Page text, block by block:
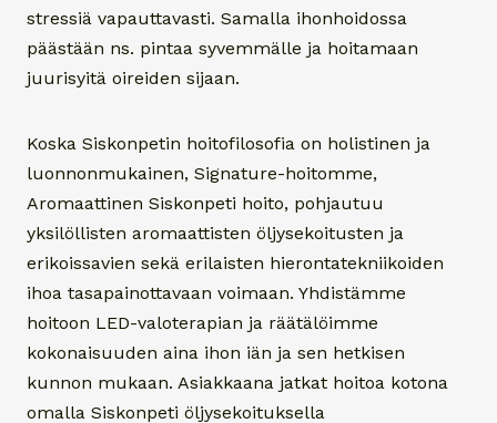
stressiä vapauttavasti. Samalla ihonhoidossa
päästään ns. pintaa syvemmälle ja hoitamaan
juurisyitä oireiden sijaan.
Koska Siskonpetin hoitofilosofia on holistinen ja
luonnonmukainen, Signature-hoitomme,
Aromaattinen Siskonpeti hoito, pohjautuu
yksilöllisten aromaattisten öljysekoitusten ja
erikoissavien sekä erilaisten hierontatekniikoiden
ihoa tasapainottavaan voimaan. Yhdistämme
hoitoon LED-valoterapian ja räätälöimme
kokonaisuuden aina ihon iän ja sen hetkisen
kunnon mukaan. Asiakkaana jatkat hoitoa kotona
omalla Siskonpeti öljysekoituksella